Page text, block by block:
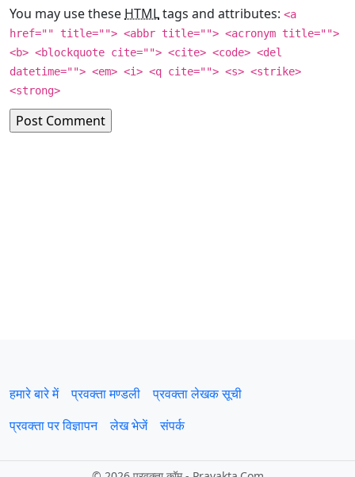
You may use these HTMLtags and attributes: <a
href="" title=""> <abbr title=""> <acronym title="">
<b> <blockquote cite=""> <cite> <code> <del
datetime=""> <em> <i> <q cite=""> <s> <strike>
<strong>
हमारे बारे में प्रवक्‍ता मण्डली
प्रवक्ता लेखक सूची
प्रवक्ता पर विज्ञापन
लेख भेजें संपर्क